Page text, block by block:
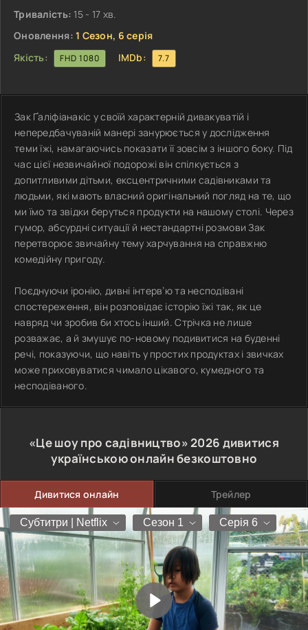
Тривалість: 15 - 17 хв.
Оновлення: 1 Сезон, 6 серія
Якість:
FHD 1080 IMDb: 7.7
Зак Ґаліфіанакіс у своїй характерній дивакуватій і
непередбачуваній манері занурюється у дослідження
теми їжі, намагаючись показати її зовсім з іншого боку. Під
час цієї незвичайної подорожі він спілкується з
допитливими дітьми, ексцентричними садівниками та
людьми, які мають власний оригінальний погляд на те, що
ми їмо та звідки беруться продукти на нашому столі. Через
гумор, абсурдні ситуації й нестандартні розмови Зак
перетворює звичайну тему харчування на справжню
комедійну пригоду.
Поєднуючи іронію, дивні інтерв’ю та несподівані
спостереження, він розповідає історію їжі так, як це
навряд чи зробив би хтось інший. Стрічка не лише
розважає, а й змушує по-новому подивитися на буденні
речі, показуючи, що навіть у простих продуктах і звичках
може приховуватися чимало цікавого, кумедного та
несподіваного.
«Це шоу про садівництво»2026 дивитися
українською онлайн безкоштовно
Дивитися онлайн Трейлер